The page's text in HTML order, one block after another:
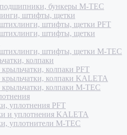
бункеры M-TEC
штифты, щетки
штифты, щетки PFT
штифты, щетки
штифты, щетки M-TEC
колпаки
колпаки PFT
колпаки KALETA
колпаки M-TEC
уплотнения PFT
и уплотнения KALETA
уплотнители M-TEC